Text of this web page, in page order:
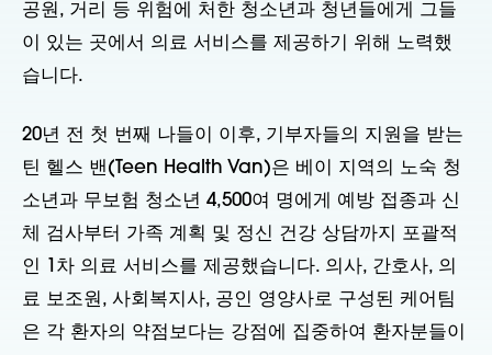
공원, 거리 등 위험에 처한 청소년과 청년들에게 그들
이 있는 곳에서 의료 서비스를 제공하기 위해 노력했
습니다.
20년 전 첫 번째 나들이 이후, 기부자들의 지원을 받는
틴 헬스 밴(Teen Health Van)은 베이 지역의 노숙 청
소년과 무보험 청소년 4,500여 명에게 예방 접종과 신
체 검사부터 가족 계획 및 정신 건강 상담까지 포괄적
인 1차 의료 서비스를 제공했습니다. 의사, 간호사, 의
료 보조원, 사회복지사, 공인 영양사로 구성된 케어팀
은 각 환자의 약점보다는 강점에 집중하여 환자분들이